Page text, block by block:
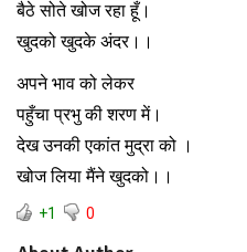
बैठे सोते खोज रहा हूँ।
खुदको खुदके अंदर।।
अपने भाव को लेकर
पहुँचा प्रभु की शरण में।
देख उनकी एकांत मुद्रा को ।
खोज लिया मैंने खुदको।।
+1 0